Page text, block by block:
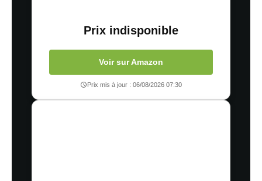
Prix indisponible
Voir sur Amazon
Prix mis à jour : 06/08/2026 07:30